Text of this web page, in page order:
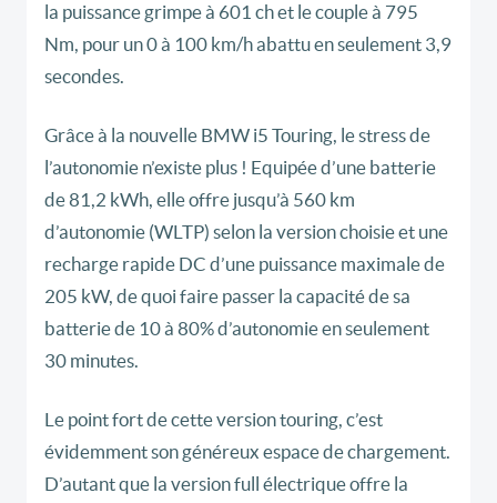
la puissance grimpe à 601 ch et le couple à 795
Nm, pour un 0 à 100 km/h abattu en seulement 3,9
secondes.
Grâce à la nouvelle BMW i5 Touring, le stress de
l’autonomie n’existe plus ! Equipée d’une batterie
de 81,2 kWh, elle offre jusqu’à 560 km
d’autonomie (WLTP) selon la version choisie et une
recharge rapide DC d’une puissance maximale de
205 kW, de quoi faire passer la capacité de sa
batterie de 10 à 80% d’autonomie en seulement
30 minutes.
Le point fort de cette version touring, c’est
évidemment son généreux espace de chargement.
D’autant que la version full électrique offre la